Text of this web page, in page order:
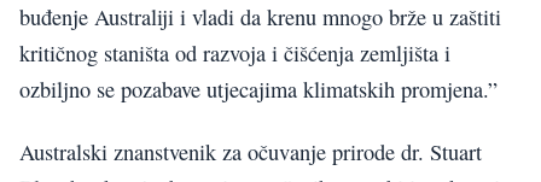
buđenje Australiji i vladi da krenu mnogo brže u zaštiti
kritičnog staništa od razvoja i čišćenja zemljišta i
ozbiljno se pozabave utjecajima klimatskih promjena.”
Australski znanstvenik za očuvanje prirode dr. Stuart